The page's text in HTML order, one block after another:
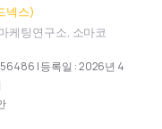
넥스)
케팅연구소, 소마코
| 등록일 : 2026년 4